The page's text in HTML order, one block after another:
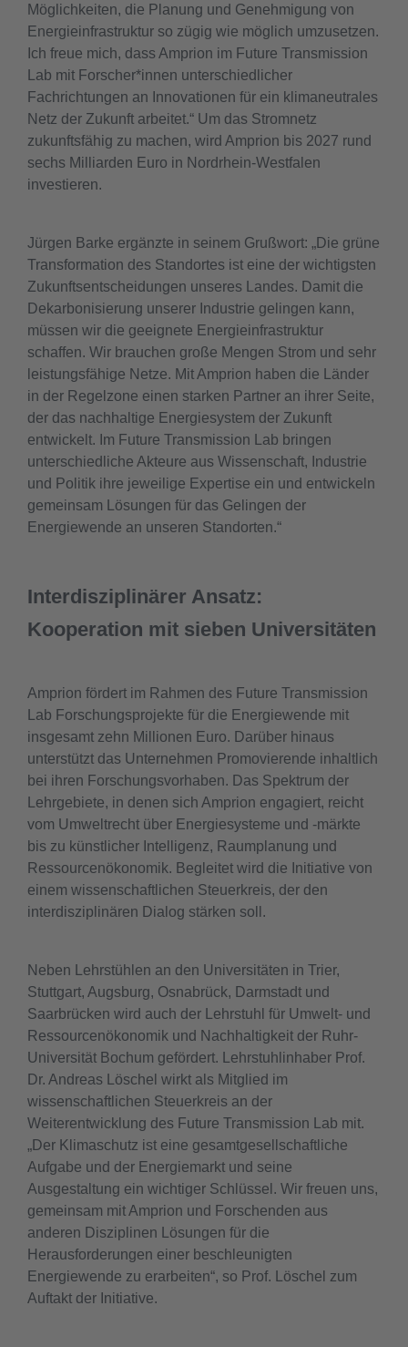
Möglichkeiten, die Planung und Genehmigung von
Energieinfrastruktur so zügig wie möglich umzusetzen.
Ich freue mich, dass Amprion im Future Transmission
Lab mit Forscher*innen unterschiedlicher
Fachrichtungen an Innovationen für ein klimaneutrales
Netz der Zukunft arbeitet.“ Um das Stromnetz
zukunftsfähig zu machen, wird Amprion bis 2027 rund
sechs Milliarden Euro in Nordrhein-Westfalen
investieren.
Jürgen Barke ergänzte in seinem Grußwort: „Die grüne
Transformation des Standortes ist eine der wichtigsten
Zukunftsentscheidungen unseres Landes. Damit die
Dekarbonisierung unserer Industrie gelingen kann,
müssen wir die geeignete Energieinfrastruktur
schaffen. Wir brauchen große Mengen Strom und sehr
leistungsfähige Netze. Mit Amprion haben die Länder
in der Regelzone einen starken Partner an ihrer Seite,
der das nachhaltige Energiesystem der Zukunft
entwickelt. Im Future Transmission Lab bringen
unterschiedliche Akteure aus Wissenschaft, Industrie
und Politik ihre jeweilige Expertise ein und entwickeln
gemeinsam Lösungen für das Gelingen der
Energiewende an unseren Standorten.“
​Interdisziplinärer Ansatz:
Kooperation mit sieben Universitäten
Amprion fördert im Rahmen des Future Transmission
Lab Forschungsprojekte für die Energiewende mit
insgesamt zehn Millionen Euro. Darüber hinaus
unterstützt das Unternehmen Promovierende inhaltlich
bei ihren Forschungsvorhaben. Das Spektrum der
Lehrgebiete, in denen sich Amprion engagiert, reicht
vom Umweltrecht über Energiesysteme und -märkte
bis zu künstlicher Intelligenz, Raumplanung und
Ressourcenökonomik. Begleitet wird die Initiative von
einem wissenschaftlichen Steuerkreis, der den
interdisziplinären Dialog stärken soll.
​Neben Lehrstühlen an den Universitäten in Trier,
Stuttgart, Augsburg, Osnabrück, Darmstadt und
Saarbrücken wird auch der Lehrstuhl für Umwelt- und
Ressourcenökonomik und Nachhaltigkeit der Ruhr-
Universität Bochum gefördert. Lehrstuhlinhaber Prof.
Dr. Andreas Löschel wirkt als Mitglied im
wissenschaftlichen Steuerkreis an der
Weiterentwicklung des Future Transmission Lab mit.
„Der Klimaschutz ist eine gesamtgesellschaftliche
Aufgabe und der Energiemarkt und seine
Ausgestaltung ein wichtiger Schlüssel. Wir freuen uns,
gemeinsam mit Amprion und Forschenden aus
anderen Disziplinen Lösungen für die
Herausforderungen einer beschleunigten
Energiewende zu erarbeiten“, so Prof. Löschel zum
Auftakt der Initiative.